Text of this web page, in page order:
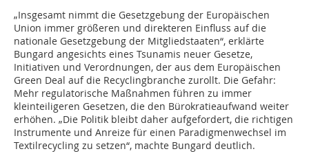
„Insgesamt nimmt die Gesetzgebung der Europäischen
Union immer größeren und direkteren Einfluss auf die
nationale Gesetzgebung der Mitgliedstaaten“, erklärte
Bungard angesichts eines Tsunamis neuer Gesetze,
Initiativen und Verordnungen, der aus dem Europäischen
Green Deal auf die Recyclingbranche zurollt. Die Gefahr:
Mehr regulatorische Maßnahmen führen zu immer
kleinteiligeren Gesetzen, die den Bürokratieaufwand weiter
erhöhen. „Die Politik bleibt daher aufgefordert, die richtigen
Instrumente und Anreize für einen Paradigmenwechsel im
Textilrecycling zu setzen“, machte Bungard deutlich.